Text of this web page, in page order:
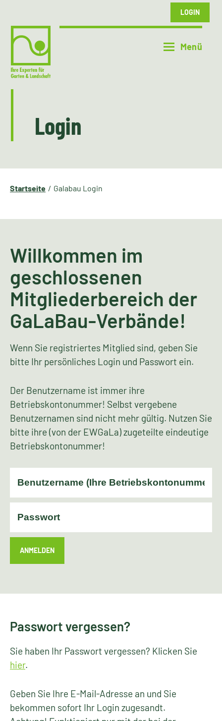
LOGIN
Login
Startseite Galabau Login
Willkommen im
geschlossenen
Mitgliederbereich der
GaLaBau-Verbände!
Wenn Sie registriertes Mitglied sind, geben Sie
bitte Ihr persönliches Login und Passwort ein.
Der Benutzername ist immer ihre
Betriebskontonummer! Selbst vergebene
Benutzernamen sind nicht mehr gültig. Nutzen Sie
bitte ihre (von der EWGaLa) zugeteilte eindeutige
Betriebskontonummer!
ANMELDEN
Passwort vergessen?
Sie haben Ihr Passwort vergessen? Klicken Sie
hier.
Geben Sie Ihre E-Mail-Adresse an und Sie
bekommen sofort Ihr Login zugesandt.